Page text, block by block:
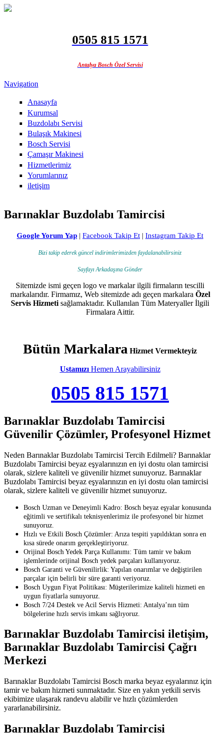
Ana içeriğe atla
0505 815 1571
Antalya Bosch Özel Servisi
Navigation
Anasayfa
Kurumsal
Buzdolabı Servisi
Bulaşık Makinesi
Bosch Servisi
Çamaşır Makinesi
Hizmetlerimiz
Yorumlarınız
iletişim
Barınaklar Buzdolabı Tamircisi
Google Yorum Yap | Facebook Takip Et | Instagram Takip Et
Bizi takip ederek güncel indirimlerimizden faydalanabilirsiniz
Sayfayı Arkadaşına Gönder
Sitemizde ismi geçen logo ve markalar ilgili firmaların tescilli
markalarıdır. Firmamız, Web sitemizde adı geçen markalara Özel
Servis Hizmeti sağlamaktadır. Kullanılan Tüm Materyaller İlgili
Firmalara Aittir.
Bütün Markalara Hizmet Vermekteyiz
Ustamızı Hemen Arayabilirsiniz
0505 815 1571
Barınaklar Buzdolabı Tamircisi
Güvenilir Çözümler, Profesyonel Hizmet
Neden Barınaklar Buzdolabı Tamircisi Tercih Edilmeli? Barınaklar
Buzdolabı Tamircisi beyaz eşyalarınızın en iyi dostu olan tamircisi
olarak, sizlere kaliteli ve güvenilir hizmet sunuyoruz. Barınaklar
Buzdolabı Tamircisi beyaz eşyalarınızın en iyi dostu olan tamircisi
olarak, sizlere kaliteli ve güvenilir hizmet sunuyoruz.
Bosch Uzman ve Deneyimli Kadro: Bosch beyaz eşyalar konusunda
eğitimli ve sertifikalı teknisyenlerimiz ile profesyonel bir hizmet
sunuyoruz.
Hızlı ve Etkili Bosch Çözümler: Arıza tespiti yapıldıktan sonra en
kısa sürede onarım gerçekleştiriyoruz.
Orijinal Bosch Yedek Parça Kullanımı: Tüm tamir ve bakım
işlemlerinde orijinal Bosch yedek parçaları kullanıyoruz.
Bosch Garanti ve Güvenilirlik: Yapılan onarımlar ve değiştirilen
parçalar için belirli bir süre garanti veriyoruz.
Bosch Uygun Fiyat Politikası: Müşterilerimize kaliteli hizmeti en
uygun fiyatlarla sunuyoruz.
Bosch 7/24 Destek ve Acil Servis Hizmeti: Antalya’nın tüm
bölgelerine hızlı servis imkanı sağlıyoruz.
Barınaklar Buzdolabı Tamircisi iletişim,
Barınaklar Buzdolabı Tamircisi Çağrı
Merkezi
Barınaklar Buzdolabı Tamircisi Bosch marka beyaz eşyalarınız için
tamir ve bakım hizmeti sunmaktadır. Size en yakın yetkili servis
ekibimize ulaşarak randevu alabilir ve hızlı çözümlerden
yararlanabilirsiniz.
Barınaklar Buzdolabı Tamircisi